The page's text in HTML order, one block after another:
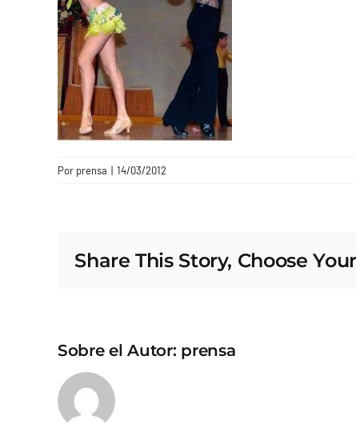
Por prensa | 14/03/2012
Share This Story, Choose
Sobre el Autor: prensa